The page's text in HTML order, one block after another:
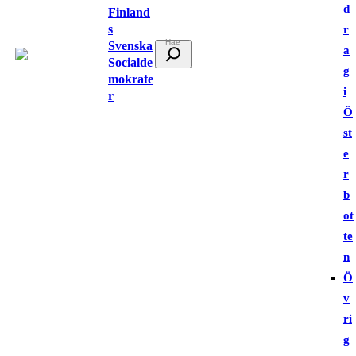
Finland
s
Svenska
Socialde
mokrate
r
ö
d
r
a
g
i
Ö
st
e
r
b
ot
te
n
Ö
v
ri
g